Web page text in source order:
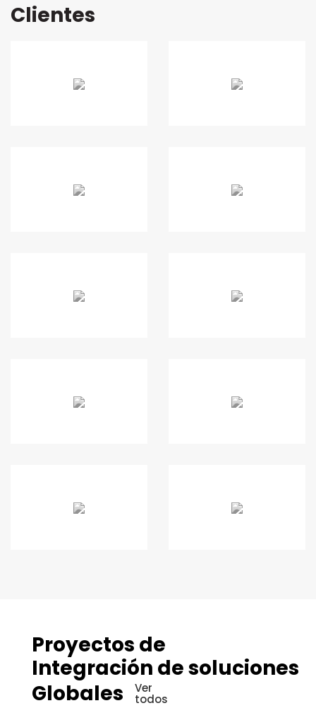
Clientes
Proyectos de
Integración de soluciones
Globales
Ver
todos